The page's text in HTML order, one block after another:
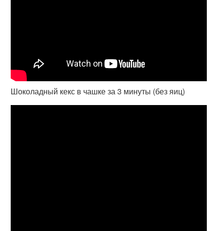
Шоколадный кекс в чашке за 3 минуты (без яиц)